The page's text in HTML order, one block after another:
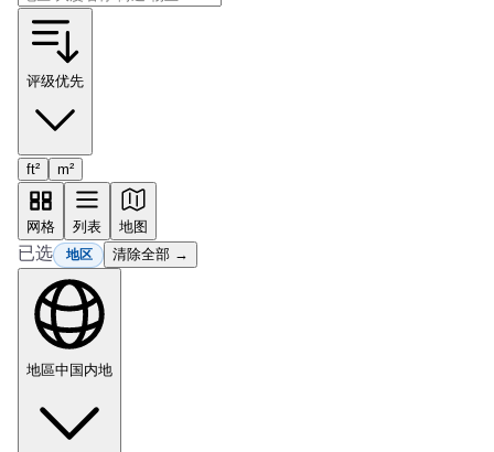
评级优先
ft² m²
网格 列表 地图
已选 地区 清除全部 →
地區中国内地